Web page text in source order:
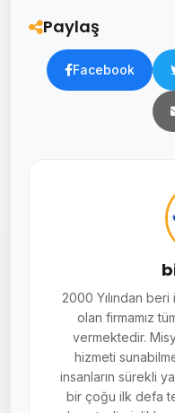
Paylaş
Facebook
2000 Yılından
olan firmamız
vermektedir.
hizmeti
insanların sürekli
bir çoğu ilk defa